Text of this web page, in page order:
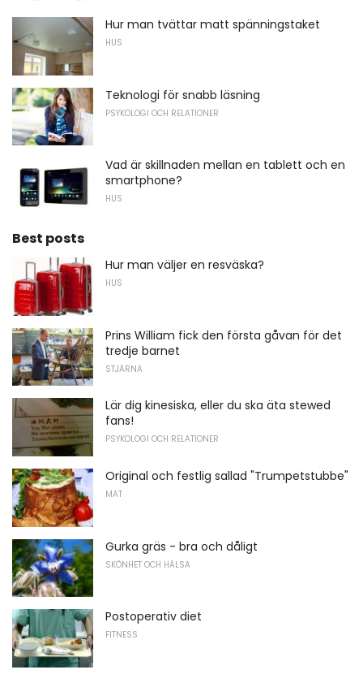
Hur man tvättar matt spänningstaket
HUS
Teknologi för snabb läsning
PSYKOLOGI OCH RELATIONER
Vad är skillnaden mellan en tablett och en
smartphone?
HUS
Best posts
Hur man väljer en resväska?
HUS
Prins William fick den första gåvan för det
tredje barnet
STJÄRNA
Lär dig kinesiska, eller du ska äta stewed
fans!
PSYKOLOGI OCH RELATIONER
Original och festlig sallad "Trumpetstubbe"
MAT
Gurka gräs - bra och dåligt
SKÖNHET OCH HÄLSA
Postoperativ diet
FITNESS